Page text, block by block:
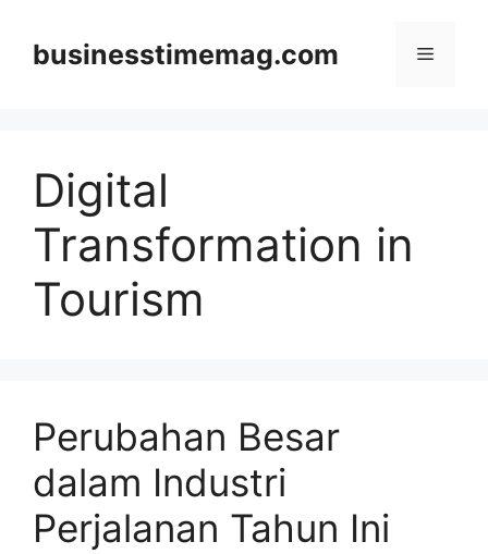
contentbusinesstimemag.com Menu
Digital
Transformation in
Tourism
Perubahan Besar
dalam Industri
Perjalanan Tahun Ini